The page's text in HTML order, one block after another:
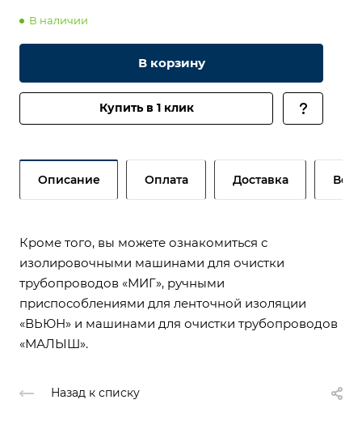
В наличии
В корзину
Купить в 1 клик
Описание Оплата Доставка
Кроме того, вы можете ознакомиться с
изолировочными машинами для очистки
трубопроводов «МИГ», ручными
приспособлениями для ленточной изоляции
«ВЬЮН» и машинами для очистки трубопроводов
«МАЛЫШ».
Назад к списку